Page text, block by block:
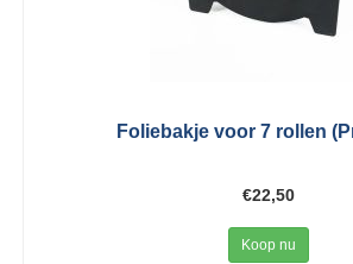
Foliebakje voor 7 rollen
€22,50
Koop nu